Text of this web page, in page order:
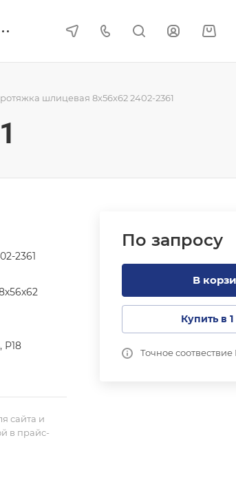
шлицевая 8x56x62 2402-2361
По запросу
В
Купить в
Точное соотвествие
2361
Р18
сайта и
в прайс-